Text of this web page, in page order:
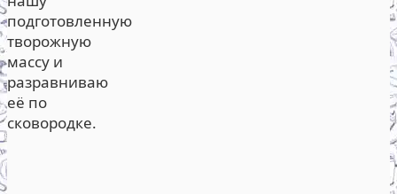
подготовленную
творожную
массу и
разравниваю
её по
сковородке.